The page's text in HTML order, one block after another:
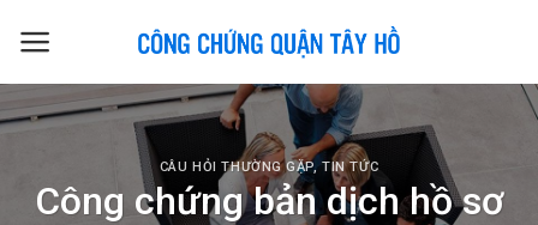
CÂU HỎI THƯỜNG GẶP,TIN TỨC
Công chứng bản dịch hồ sơ